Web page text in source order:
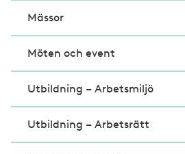
Mässor
Möten och event
Utbildning – Arbetsmiljö
Utbildning – Arbetsrätt